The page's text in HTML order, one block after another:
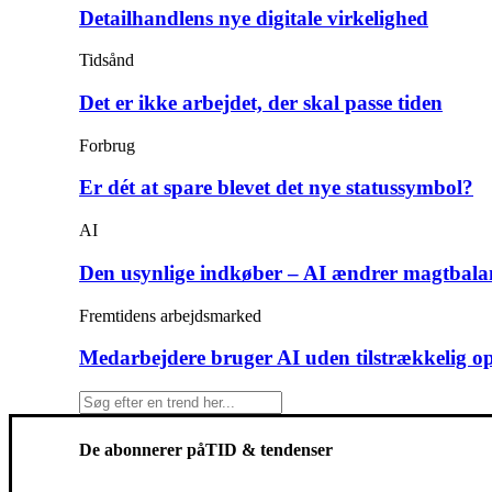
Detailhandlens nye digitale virkelighed
Tidsånd
Det er ikke arbejdet, der skal passe tiden
Forbrug
Er dét at spare blevet det nye statussymbol?
AI
Den usynlige indkøber – AI ændrer
Fremtidens arbejdsmarked
Medarbejdere bruger AI uden tilstrækkelig
De abonnerer påTID & tendenser